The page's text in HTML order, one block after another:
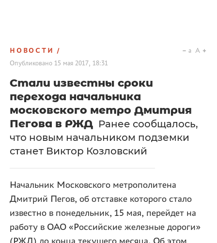
НОВОСТИ
Опубликовано 15 мая 2017, 18:31
a A
Стали известны сроки
перехода начальника
московского метро Дмитрия
Пегова в РЖД Ранее сообщалось,
что новым начальником подземки
станет Виктор Козловский
Начальник Московского метрополитена
Дмитрий Пегов, об отставке которого стало
известно в понедельник, 15 мая, перейдет на
работу в ОАО «Российские железные дороги»